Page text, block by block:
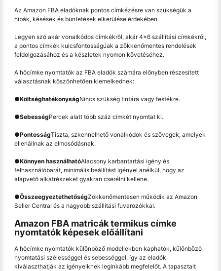
Az Amazon FBA eladóknak pontos címkézésre van szükségük a
hibák, késések és büntetések elkerülése érdekében.
Legyen szó akár vonalkódos címkékről, akár 4x6 szállítási címkékről,
a pontos címkék kulcsfontosságúak a zökkenőmentes rendelések
feldolgozásához és a készletek nyomon követéséhez.
A hőcímke nyomtatók az FBA eladók számára előnyben részesített
választásnak köszönhetően kiemelkednek:
●KöltséghatékonyságNincs szükség tintára vagy festékre.
●SebességPercek alatt több száz címkét nyomtat ki.
●PontosságTiszta, szkennelhető vonalkódok és szövegek, amelyek
ellenállnak az elmosódásnak.
●Könnyen használhatóAlacsony karbantartási igény és
felhasználóbarát, minimális beállítást igényel anélkül, hogy az
alapvető alkatrészeket gyakran cserélni kellene.
●ÖsszeegyeztethetőségZökkenőmentesen működik az Amazon
Seller Central és a nagyobb szállítási fuvarozókkal.
Amazon FBA matricák termikus címke
nyomtatók képesek előállítani
A hőcímke nyomtatók különböző modellekben kaphatók, különböző
nyomtatási szélességgel és sebességgel, így az eladók
kiválaszthatják az igényeiknek leginkább megfelelőt. A tapasztalt